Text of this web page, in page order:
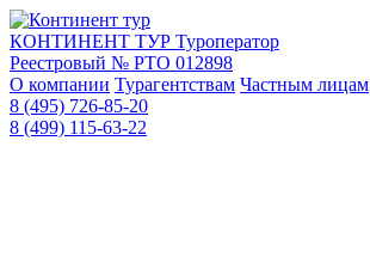
КОНТИНЕНТ ТУР Туроператор
Реестровый № РТО 012898
О компании Турагентствам Частным лицам
8 (495) 726-85-20
8 (499) 115-63-22